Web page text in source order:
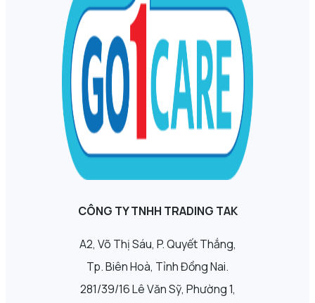
CÔNG TY TNHH TRADING TAK
A2, Võ Thị Sáu, P. Quyết Thắng,
Tp. Biên Hoà, Tỉnh Đồng Nai.
281/39/16 Lê Văn Sỹ, Phường 1,